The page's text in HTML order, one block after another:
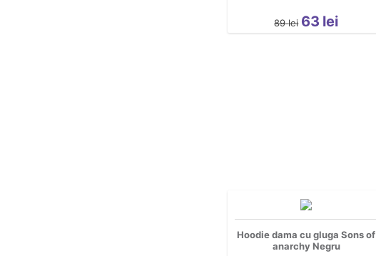
89 lei 63 lei
Hoodie dama cu gluga Sons of
anarchy Negru